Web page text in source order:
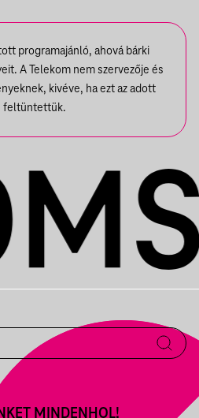
programajánló, ahová bárki
A Telekom nem szervezője és
kivéve, ha ezt az adott
feltüntettük.
MINDENHOL!